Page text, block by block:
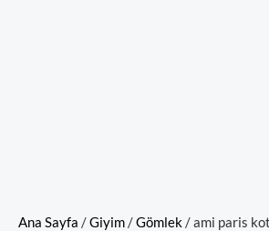
Ana Sayfa /Giyim/Gömlek/ ami paris